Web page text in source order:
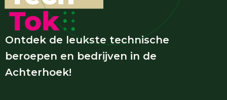
Ontdek de leukste technische
beroepen en bedrijven in de
Achterhoek!